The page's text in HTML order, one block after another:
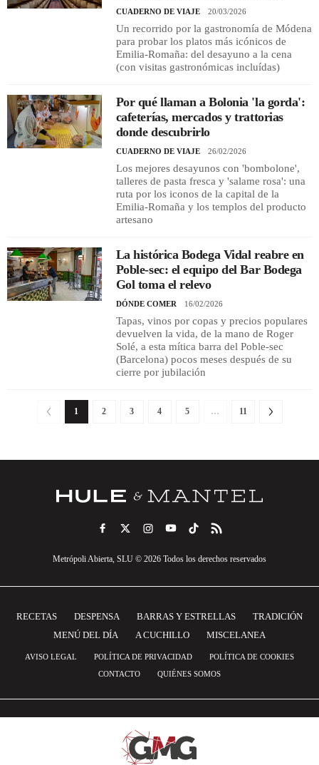
CUADERNO DE VIAJE 20/03/2026
Un recorrido por la gastronomía de Módena
para probar los platos más icónicos de
Emilia-Romaña: del desayuno a la cena
(con visitas gastronómicas incluídas)
Por qué llaman a Bolonia 'la gorda':
cafeterías, mercados y trattorias
donde descubrirlo
CUADERNO DE VIAJE 26/02/2026
Los mejores desayunos con 'bombolone',
talleres de pasta fresca y 'salame rosa': una
ruta por los iconos de la capital de la
Emilia-Romaña y los templos del producto
artesano
La histórica Bodega Vidal reabre en
Poble-sec: el equipo del Bar Bodega
Gol toma el relevo
DÓNDE COMER 16/02/2026
Tapas, vinos por copas y precios populares
devuelven la vida, de la mano de Roger
Solé, a esta mítica barra del Poble-sec
(Barcelona) pocos meses después de su
cierre por jubilación
1 2 3 4 5 … 11
Metrópoli Abierta, SLU © 2026 Todos los derechos reservados
RECETAS DESPENSA BARRAS Y ESTRELLAS
TRADICIÓN
MENÚ DEL DÍA
A CUCHILLO MISCELANEA
AVISO LEGAL POLÍTICA DE PRIVACIDAD
POLÍTICA DE COOKIES
CONTACTO
QUIÉNES SOMOS